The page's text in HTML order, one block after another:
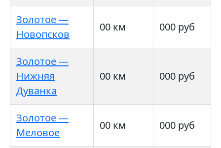
Золотое —
Новопсков
00 км 000 руб
Золотое —
Нижняя
Дуванка
00 км 000 руб
Золотое —
Меловое
00 км 000 руб